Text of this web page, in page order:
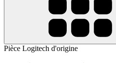
Pièce Logitech d'origine